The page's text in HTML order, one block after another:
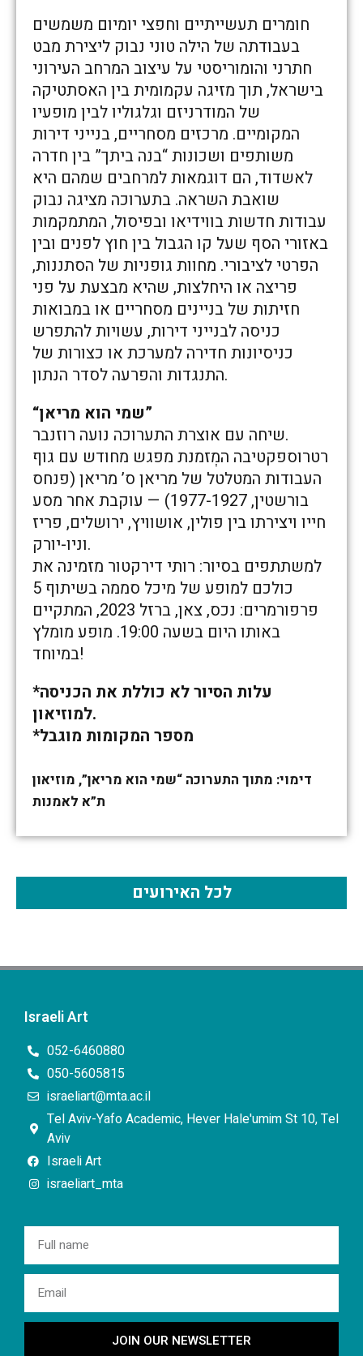
חומרים תעשייתיים וחפצי יומיום משמשים
בעבודתה של הילה טוני נבוק ליצירת מבט
חתרני והומוריסטי על עיצוב המרחב העירוני
בישראל, תוך מזיגה עקמומית בין האסתטיקה
של המודרניזם וגלגוליו לבין מופעיו
המקומיים. מרכזים מסחריים, בנייני דירות
משותפים ושכונות “בנה ביתך” בין חדרה
לאשדוד, הם דוגמאות למרחבים שמהם היא
שואבת השראה. בתערוכה מציגה נבוק
עבודות חדשות בווידיאו ובפיסול, המתמקמות
באזורי הסף שעל קו הגבול בין חוץ לפנים ובין
הפרטי לציבורי. מחוות גופניות של הסתננות,
פריצה או היחלצות, שהיא מבצעת על פני
חזיתות של בניינים מסחריים או במבואות
כניסה לבנייני דירות, עשויות להתפרש
כניסיונות חדירה למערכת או כצורות של
התנגדות והפרעה לסדר הנתון.
“שמי הוא מריאן”
שיחה עם אוצרת התערוכה נועה רוזנבר.
רטרוספקטיבה המְזמנת מפגש מחודש עם גוף
העבודות המטלטל של מריאן ס’ מריאן (פנחס
בורשטין, 1977-1927) — עוקבת אחר מסע
חייו ויצירתו בין פולין, אושוויץ, ירושלים, פריז
וניו-יורק.
למשתתפים בסיור: רותי דירקטור מזמינה את
כולכם למופע של מיכל סממה בשיתוף 5
פרפורמרים: נכס, צאן, ברזל 2023, המתקיים
באותו היום בשעה 19:00. מופע מומלץ
במיוחד!
*עלות הסיור לא כוללת את הכניסה
למוזיאון.
*מספר המקומות מוגבל
דימוי: מתוך התערוכה “שמי הוא מריאן”, מוזיאון
ת”א לאמנות
לכל האירועים
Israeli Art
052-6460880
050-5605815
israeliart@mta.ac.il
Tel Aviv-Yafo Academic, Hever Hale'umim St 10, Tel
Aviv
Israeli Art
israeliart_mta
JOIN OUR NEWSLETTER